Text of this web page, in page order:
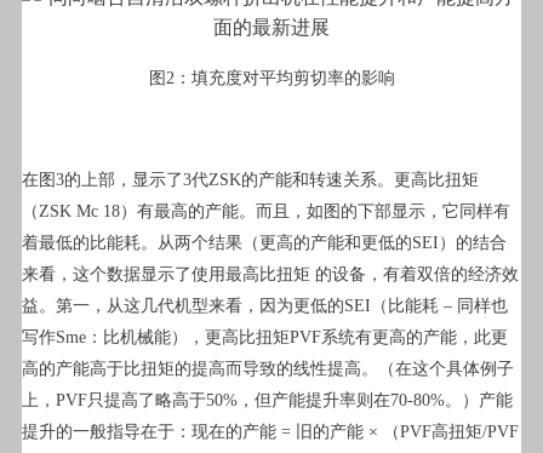
图2：填充度对平均剪切率的影响
在图3的上部，显示了3代ZSK的产能和转速关系。更高比扭矩
（ZSK Mc 18）有最高的产能。而且，如图的下部显示，它同样有
着最低的比能耗。从两个结果（更高的产能和更低的SEI）的结合
来看，这个数据显示了使用最高比扭矩 的设备，有着双倍的经济效
益。第一，从这几代机型来看，因为更低的SEI（比能耗 – 同样也
写作Sme：比机械能），更高比扭矩PVF系统有更高的产能，此更
高的产能高于比扭矩的提高而导致的线性提高。（在这个具体例子
上，PVF只提高了略高于50%，但产能提升率则在70-80%。）产能
提升的一般指导在于：现在的产能 = 旧的产能 × （PVF高扭矩/PVF